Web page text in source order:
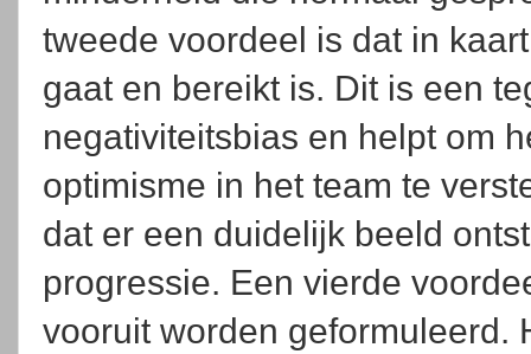
tweede voordeel is dat in
gaat en bereikt is. Dit is een
negativiteitsbias en helpt om
optimisme in het team te
dat er een duidelijk beeld
progressie. Een vierde
vooruit worden geformuleerd.